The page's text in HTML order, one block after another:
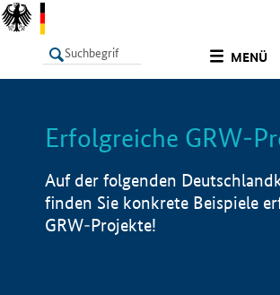
MENÜ
LISTE
Erfolgreiche GRW-
Auf der folgenden
finden Sie konkrete Beispiele
GRW-Projekte!